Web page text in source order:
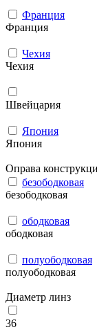
Франция
Франция
Чехия
Чехия
Швейцария
Япония
Япония
Оправа
безободковая
безободковая
ободковая
ободковая
полуободковая
полуободковая
Диаметр линз
36